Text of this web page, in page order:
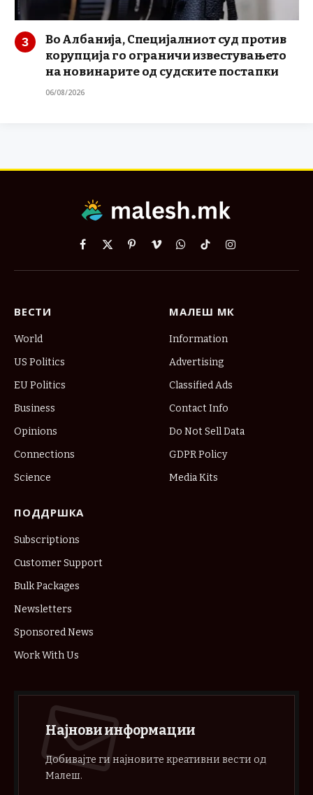
Во Албанија, Специјалниот суд против
корупција го ограничи известувањето
на новинарите од судските постапки
06/08/2026
Facebook
X
PinterestVimeoWhatsApp
TikTokInstagram
ВЕСТИ
World
US Politics
EU Politics
Business
Opinions
Connections
Science
МАЛЕШ МК
Information
Advertising
Classified Ads
Contact Info
Do Not Sell Data
GDPR Policy
Media Kits
ПОДДРШКА
Subscriptions
Customer Support
Bulk Packages
Newsletters
Sponsored News
Work With Us
Најнови информации
Добивајте ги најновите креативни вести од
Малеш.